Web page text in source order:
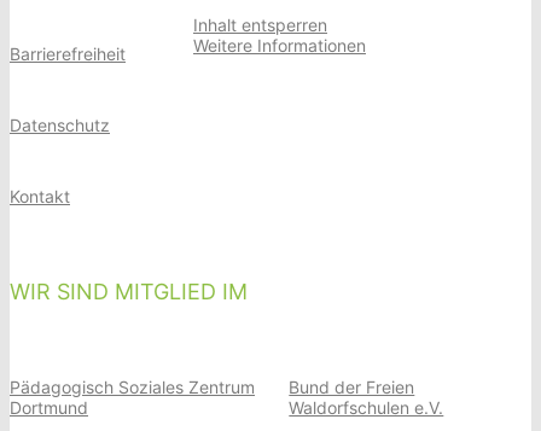
Barrierefreiheit
Datenschutz
Kontakt
Inhalt entsperren
Weitere Informationen
WIR SIND MITGLIED IM
Pädagogisch Soziales Zentrum
Dortmund
Bund der Freien
Waldorfschulen e.V.